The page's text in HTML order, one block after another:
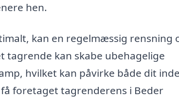
hen.
kan en regelmæssig rensning
kan skabe ubehagelige
hvilket kan påvirke både dit
foretaget tagrenderens i Beder